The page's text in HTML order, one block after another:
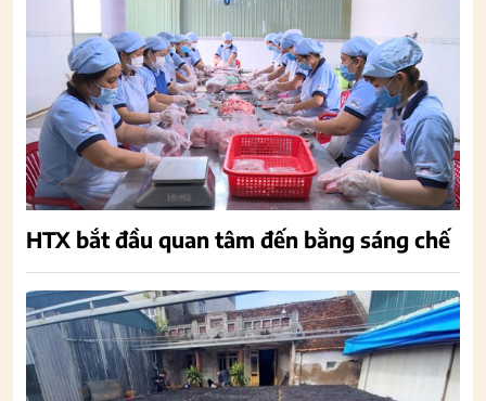
HTX bắt đầu quan tâm đến bằng sáng chế